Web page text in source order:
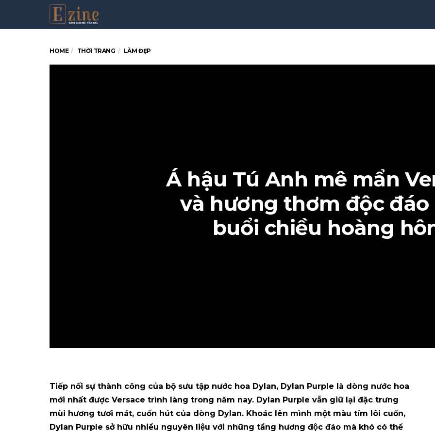
HOME THỜI TRANG LÀM ĐẸP
Á hậu Tú Anh mê mẩn
và hương thơm độc đáo
buổi chiều hoàng
Tiếp nối sự thành công của bộ sưu tập nước hoa Dylan, Dylan Purple là dòng nước hoa
mới nhất được Versace trình làng trong năm nay. Dylan Purple vẫn giữ lại đặc trưng
mùi hương tươi mát, cuốn hút của dòng Dylan. Khoác lên mình một màu tím lôi cuốn,
Dylan Purple sở hữu nhiều nguyên liệu với những tầng hương độc đáo mà khó có thể